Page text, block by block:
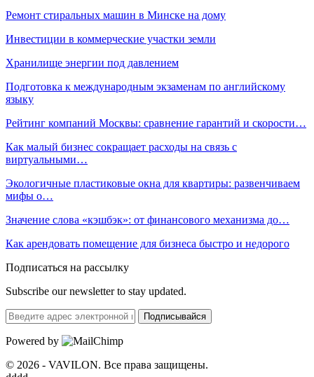
Ремонт стиральных машин в Минске на дому
Инвестиции в коммерческие участки земли
Хранилище энергии под давлением
Подготовка к международным экзаменам по английскому
языку
Рейтинг компаний Москвы: сравнение гарантий и скорости…
Как малый бизнес сокращает расходы на связь с
виртуальными…
Экологичные пластиковые окна для квартиры: развенчиваем
мифы о…
Значение слова «кэшбэк»: от финансового механизма до…
Как арендовать помещение для бизнеса быстро и недорого
Подписаться на рассылку
Subscribe our newsletter to stay updated.
Подписывайся
Powered by
© 2026 - VAVILON. Все права защищены.